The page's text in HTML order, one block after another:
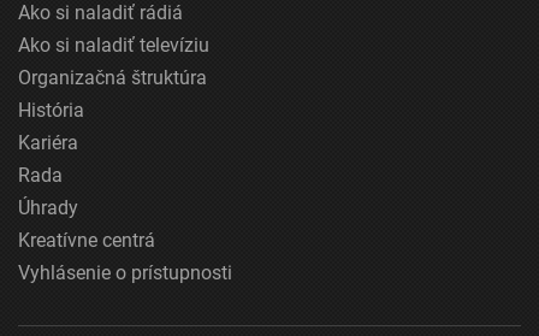
Ako si naladiť rádiá
Ako si naladiť televíziu
Organizačná štruktúra
História
Kariéra
Rada
Úhrady
Kreatívne centrá
Vyhlásenie o prístupnosti